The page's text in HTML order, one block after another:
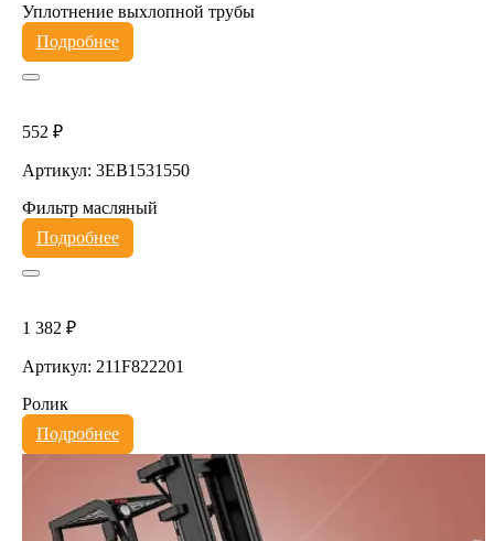
Уплотнение выхлопной трубы
Подробнее
552 ₽
Артикул: 3EB1531550
Фильтр масляный
Подробнее
1 382 ₽
Артикул: 211F822201
Ролик
Подробнее